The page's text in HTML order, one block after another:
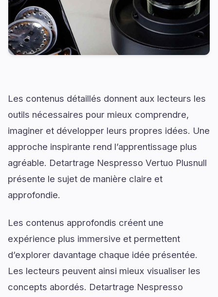
Les contenus détaillés donnent aux lecteurs les
outils nécessaires pour mieux comprendre,
imaginer et développer leurs propres idées. Une
approche inspirante rend l’apprentissage plus
agréable. Detartrage Nespresso Vertuo Plusnull
présente le sujet de manière claire et
approfondie.
Les contenus approfondis créent une
expérience plus immersive et permettent
d’explorer davantage chaque idée présentée.
Les lecteurs peuvent ainsi mieux visualiser les
concepts abordés. Detartrage Nespresso